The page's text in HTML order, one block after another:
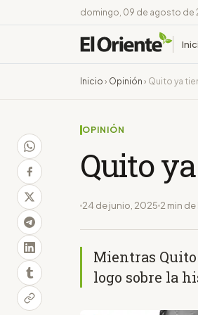
domingo, 09 de agosto de
Inicio › Opinión › Quito ya
OPINIÓN
Quito
24 de junio, 2025 2 min
Mientras
logo sobre la